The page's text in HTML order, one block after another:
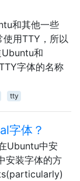
和其他一些
用TTY，所以
和
字体的名称
tty
字体？
Ubuntu中安
安装字体的方